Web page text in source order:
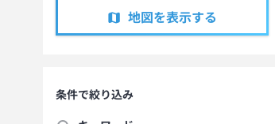
地図を表示する
条件で絞り込み